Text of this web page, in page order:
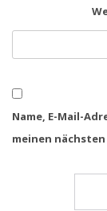
Name, E-Mail-
meinen